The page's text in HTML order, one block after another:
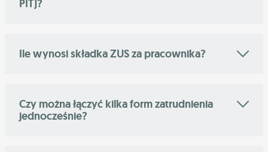
PIT)?
Ile wynosi składka ZUS za pracownika?
Czy można łączyć kilka form zatrudnienia
jednocześnie?